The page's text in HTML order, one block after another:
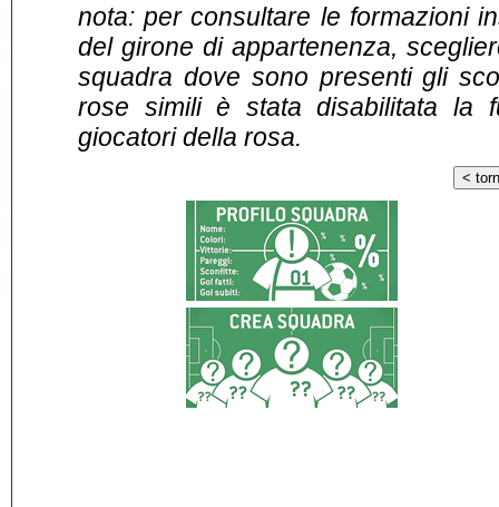
nota: per consultare le formazioni
del girone di appartenenza,
squadra dove sono presenti gli
rose simili è stata disabilitata la
giocatori della rosa.